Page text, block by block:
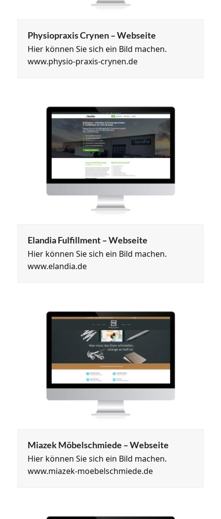
Physiopraxis Crynen – Webseite
Hier können Sie sich ein Bild machen.
www.physio-praxis-crynen.de
Elandia Fulfillment – Webseite
Hier können Sie sich ein Bild machen.
www.elandia.de
Miazek Möbelschmiede – Webseite
Hier können Sie sich ein Bild machen.
www.miazek-moebelschmiede.de